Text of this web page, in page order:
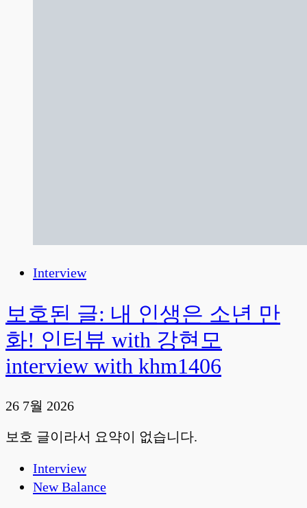
Interview
보호된 글: 내 인생은 소년 만
화! 인터뷰 with 강현모
interview with khm1406
26 7월 2026
보호 글이라서 요약이 없습니다.
Interview
New Balance